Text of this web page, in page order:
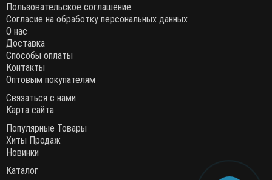
Пользовательское соглашение
Согласие на обработку персональных данных
О нас
Доставка
Способы оплаты
Контакты
Оптовым покупателям
Связаться с нами
Карта сайта
Популярные Товары
Хиты Продаж
Новинки
Каталог